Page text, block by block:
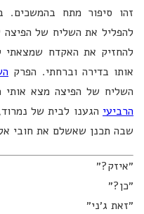
זהו סיפור מתח בהמשכים.
להפליל את השליח של
להחזיק את האקדח שמצאתי
אותו בדירה וברחתי. הפרק
השליח של הפיצה מצא
הרביעי הגענו לבית של
שבה תכנן שאשלם את חובי
״איזק?״
״כן?״
״זאת ג׳ני״